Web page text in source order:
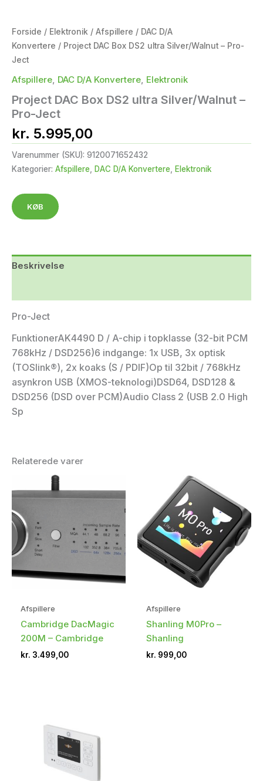
Forside / Elektronik / Afspillere / DAC D/A
Konvertere / Project DAC Box DS2 ultra Silver/Walnut – Pro-
Ject
Afspillere DAC D/A Konvertere Elektronik
Project DAC Box DS2 ultra Silver/Walnut –
Pro-Ject
kr. 5.995,00
Varenummer (SKU): 9120071652432
Kategorier: Afspillere DAC D/A Konvertere Elektronik
KØB
Beskrivelse
Pro-Ject
FunktionerAK4490 D / A-chip i topklasse (32-bit PCM
768kHz / DSD256)6 indgange: 1x USB, 3x optisk
(TOSlink®), 2x koaks (S / PDIF)Op til 32bit / 768kHz
asynkron USB (XMOS-teknologi)DSD64, DSD128 &
DSD256 (DSD over PCM)Audio Class 2 (USB 2.0 High
Sp
Relaterede varer
Afspillere
Cambridge DacMagic
200M – Cambridge
kr. 3.499,00
Afspillere
Shanling M0Pro –
Shanling
kr. 999,00